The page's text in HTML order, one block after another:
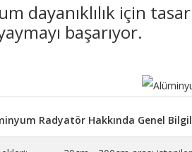
BORU GİZLEME
TEKLİ PLASTİK BORU
BEYAZ 16 CM
38,26 TL
dayanıklılık için
başarıyor.
Radyatör Hakkında Genel